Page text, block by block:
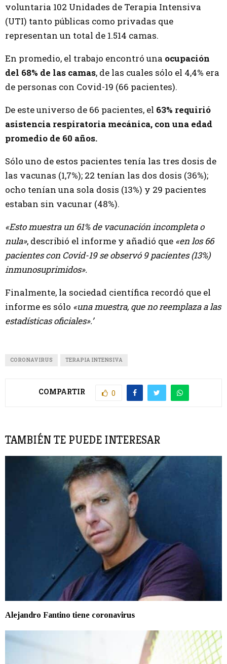
voluntaria 102 Unidades de Terapia Intensiva
(UTI) tanto públicas como privadas que
representan un total de 1.514 camas.
En promedio, el trabajo encontró una ocupación
del 68% de las camas, de las cuales sólo el 4,4% era
de personas con Covid-19 (66 pacientes).
De este universo de 66 pacientes, el 63% requirió
asistencia respiratoria mecánica, con una edad
promedio de 60 años.
Sólo uno de estos pacientes tenía las tres dosis de
las vacunas (1,7%); 22 tenían las dos dosis (36%);
ocho tenían una sola dosis (13%) y 29 pacientes
estaban sin vacunar (48%).
«Esto muestra un 61% de vacunación incompleta o
nula», describió el informe y añadió que «en los 66
pacientes con Covid-19 se observó 9 pacientes (13%)
inmunosuprimidos».
Finalmente, la sociedad científica recordó que el
informe es sólo «una muestra, que no reemplaza a las
estadísticas oficiales».’
CORONAVIRUS TERAPIA INTENSIVA
COMPARTIR 0
TAMBIÉN TE PUEDE INTERESAR
Alejandro Fantino tiene coronavirus